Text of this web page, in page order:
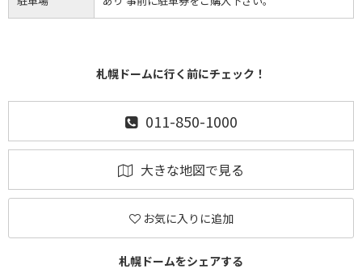
札幌ドームに行く前にチェック！
011-850-1000
大きな地図で見る
お気に入りに追加
札幌ドームをシェアする